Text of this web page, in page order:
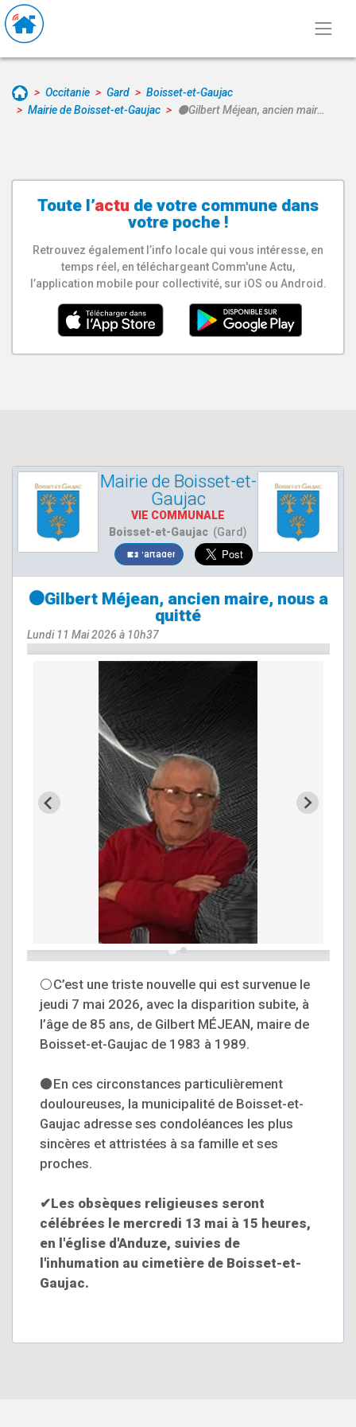
Occitanie Gard
Boisset-et-Gaujac
Mairie de Boisset-et-Gaujac
⚫Gilbert Méjean, ancien mair…
Toute l’actu de votre commune dans
votre poche !
Retrouvez également l’info locale qui vous intéresse, en
temps réel, en téléchargeant Comm'une Actu,
l’application mobile pour collectivité, sur iOS ou Android.
Mairie de Boisset-et-
Gaujac
VIE COMMUNALE
Boisset-et-Gaujac (Gard)
Partager
⚫Gilbert Méjean, ancien maire, nous a
quitté
Lundi 11 Mai 2026 à 10h37
⚪C’est une triste nouvelle qui est survenue le
jeudi 7 mai 2026, avec la disparition subite, à
l’âge de 85 ans, de Gilbert MÉJEAN, maire de
Boisset-et-Gaujac de 1983 à 1989.
⚫En ces circonstances particulièrement
douloureuses, la municipalité de Boisset-et-
Gaujac adresse ses condoléances les plus
sincères et attristées à sa famille et ses
proches.
✔Les obsèques religieuses seront
célébrées le mercredi 13 mai à 15 heures,
en l'église d'Anduze, suivies de
l'inhumation au cimetière de Boisset-et-
Gaujac.